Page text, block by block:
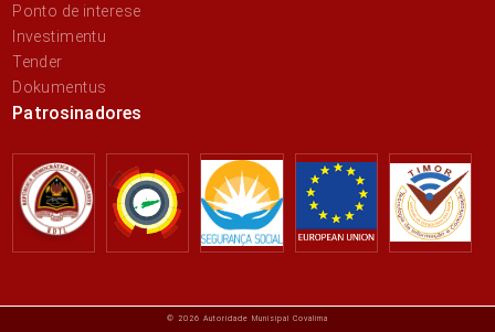
Ponto de interese
Investimentu
Tender
Dokumentus
Patrosinadores
© 2026 Autoridade Munisipal Covalima